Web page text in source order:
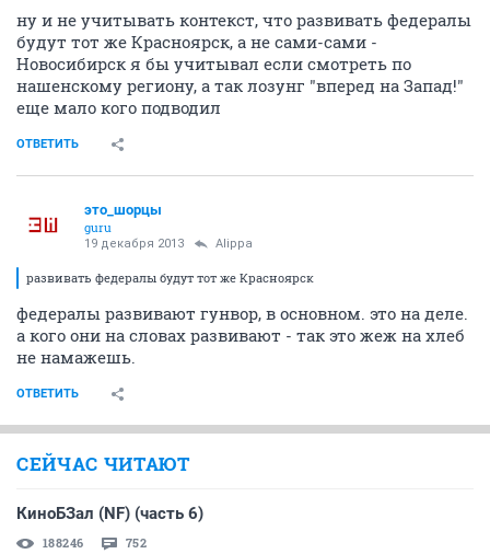
ну и не учитывать контекст, что развивать федералы
будут тот же Красноярск, а не сами-сами -
Новосибирск я бы учитывал если смотреть по
нашенскому региону, а так лозунг "вперед на Запад!"
еще мало кого подводил
ОТВЕТИТЬ
это_шорцы
guru
19 декабря 2013 Alippa
развивать федералы будут тот же Красноярск
федералы развивают гунвор, в основном. это на деле.
а кого они на словах развивают - так это жеж на хлеб
не намажешь.
ОТВЕТИТЬ
СЕЙЧАС ЧИТАЮТ
КиноБЗал (NF) (часть 6)
188246 752